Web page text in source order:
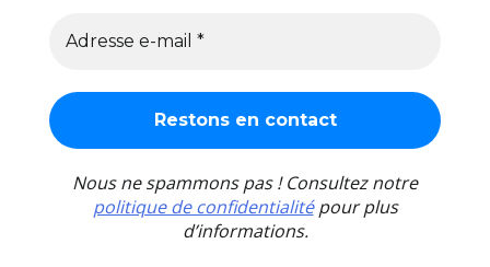
Nous ne spammons pas ! Consultez notre
politique de confidentialitépour plus
d’informations.